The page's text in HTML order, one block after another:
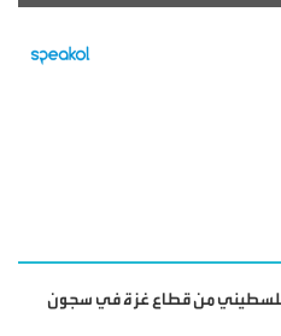
من قطاع غزة في سجون